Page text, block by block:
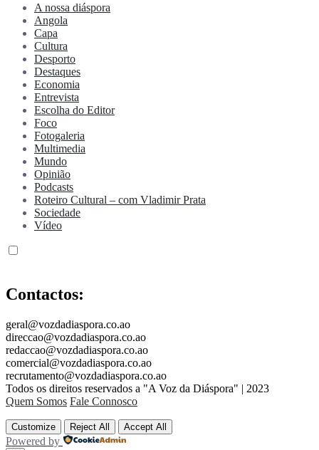
A nossa diáspora
Angola
Capa
Cultura
Desporto
Destaques
Economia
Entrevista
Escolha do Editor
Foco
Fotogaleria
Multimedia
Mundo
Opinião
Podcasts
Roteiro Cultural – com Vladimir Prata
Sociedade
Vídeo
Contactos:
geral@vozdadiaspora.co.ao
direccao@vozdadiaspora.co.ao
redaccao@vozdadiaspora.co.ao
comercial@vozdadiaspora.co.ao
recrutamento@vozdadiaspora.co.ao
Todos os direitos reservados a "A Voz da Diáspora" | 2023
Quem Somos Fale Connosco
Customize Reject All Accept All
Powered by